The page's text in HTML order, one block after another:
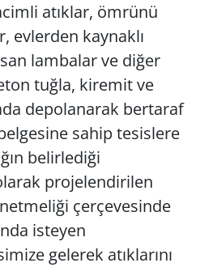
atıklar, ömrünü
evlerden kaynaklı
lambalar ve diğer
tuğla, kiremit ve
depolanarak bertaraf
sahip tesislere
belirlediği
projelendirilen
çerçevesinde
isteyen
gelerek atıklarını